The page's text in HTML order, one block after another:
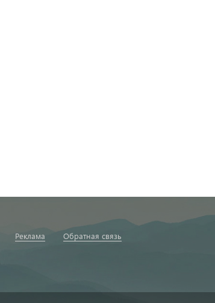
Реклама Обратная связь